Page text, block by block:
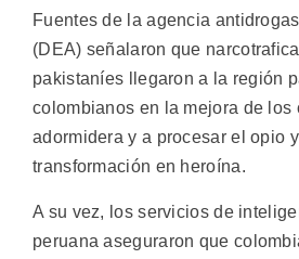
Fuentes de la agencia
(DEA) señalaron que
pakistaníes llegaron a la región
colombianos en la mejora de los
adormidera y a procesar el opio
transformación en heroína.
A su vez, los servicios de
peruana aseguraron que